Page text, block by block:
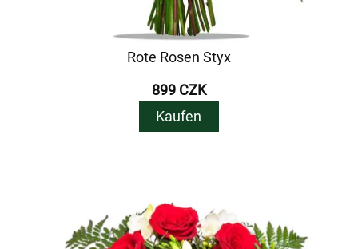
Rote Rosen Styx
899 CZK
Kaufen